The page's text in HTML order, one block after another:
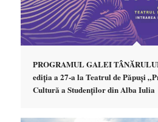
PROGRAMUL GALEI
ediția a 27-a la Teatrul de Păpuși
Cultură a Studenților din Alba Iulia